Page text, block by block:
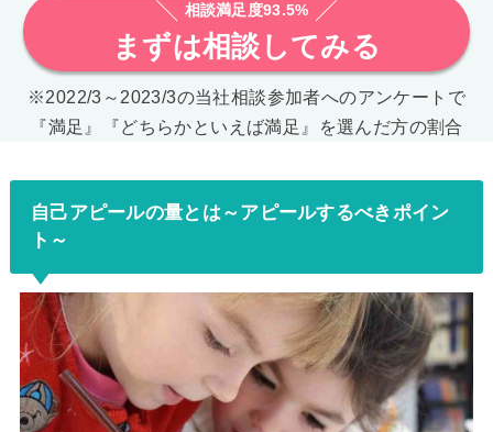
相談満足度93.5%
まずは相談してみる
※2022/3～2023/3の当社相談参加者へのアンケートで
『満足』『どちらかといえば満足』を選んだ方の割合
自己アピールの量とは～アピールするべきポイン
ト～